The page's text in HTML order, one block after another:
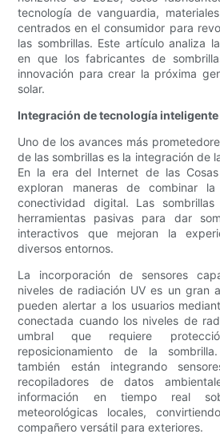
tecnología de vanguardia,
centrados en el consumidor para
las sombrillas. Este artículo analiza
en que los fabricantes de
innovación para crear la próxima
solar.
Integración de tecnología
Uno de los avances más
de las sombrillas es la integración de
En la era del Internet de las
exploran maneras de combinar
conectividad digital. Las
herramientas pasivas para dar
interactivos que mejoran la
diversos entornos.
La incorporación de sensores
niveles de radiación UV es un gran
pueden alertar a los usuarios
conectada cuando los niveles de
umbral que requiere
reposicionamiento de la
también están integrando
recopiladores de datos
información en tiempo real
meteorológicas locales,
compañero versátil para exteriores.